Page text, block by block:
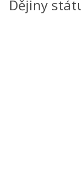
Tematické
Dějiny